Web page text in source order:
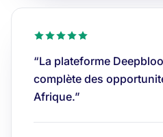
“La plateforme
complète des
Afrique.”